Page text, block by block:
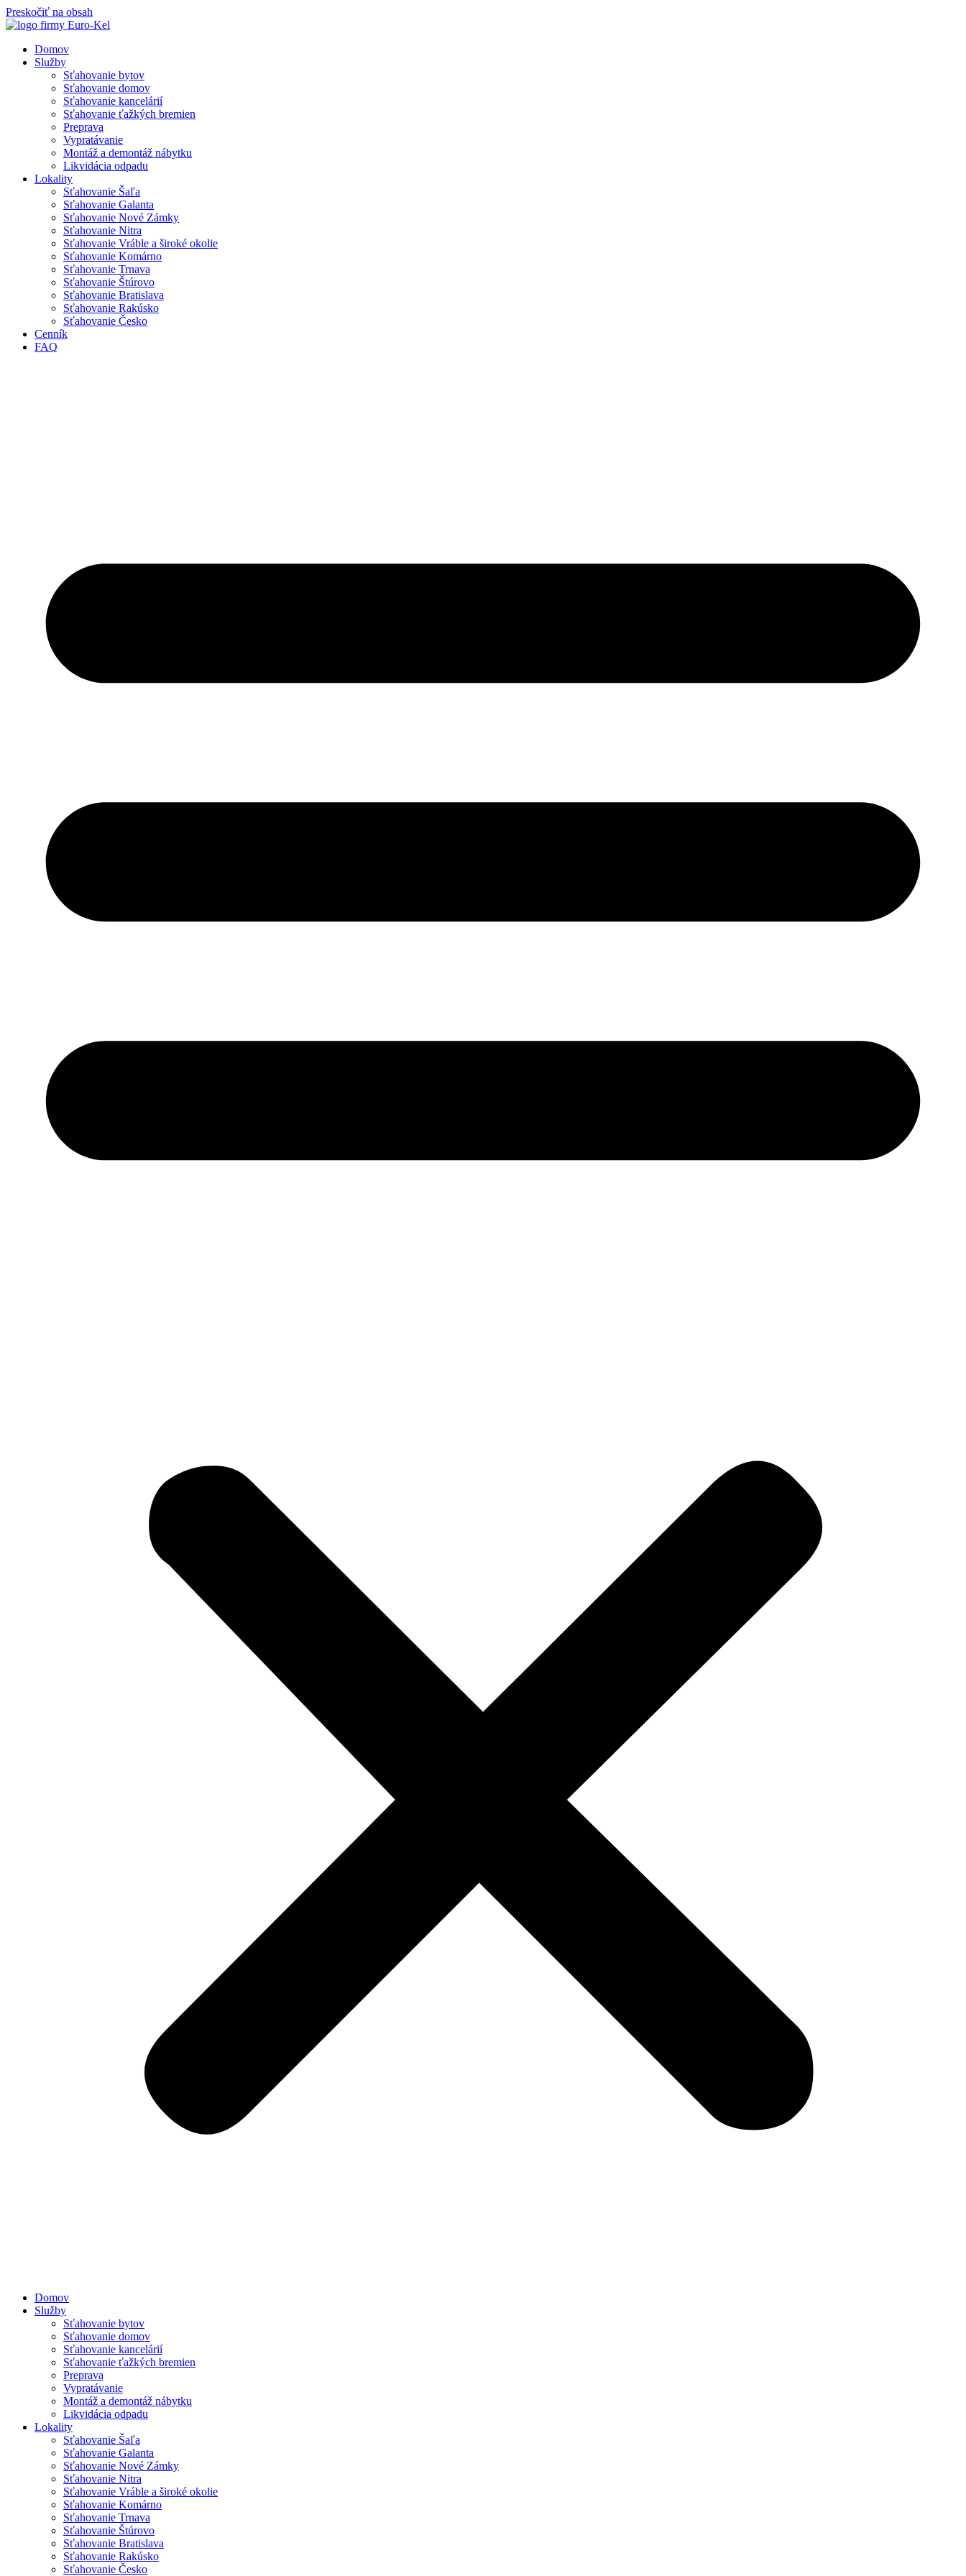
Preskočiť na obsah
Domov
Služby
Sťahovanie bytov
Sťahovanie domov
Sťahovanie kancelárií
Sťahovanie ťažkých bremien
Preprava
Vypratávanie
Montáž a demontáž nábytku
Likvidácia odpadu
Lokality
Sťahovanie Šaľa
Sťahovanie Galanta
Sťahovanie Nové Zámky
Sťahovanie Nitra
Sťahovanie Vráble a široké okolie
Sťahovanie Komárno
Sťahovanie Trnava
Sťahovanie Štúrovo
Sťahovanie Bratislava
Sťahovanie Rakúsko
Sťahovanie Česko
Cenník
FAQ
Domov
Služby
Sťahovanie bytov
Sťahovanie domov
Sťahovanie kancelárií
Sťahovanie ťažkých bremien
Preprava
Vypratávanie
Montáž a demontáž nábytku
Likvidácia odpadu
Lokality
Sťahovanie Šaľa
Sťahovanie Galanta
Sťahovanie Nové Zámky
Sťahovanie Nitra
Sťahovanie Vráble a široké okolie
Sťahovanie Komárno
Sťahovanie Trnava
Sťahovanie Štúrovo
Sťahovanie Bratislava
Sťahovanie Rakúsko
Sťahovanie Česko